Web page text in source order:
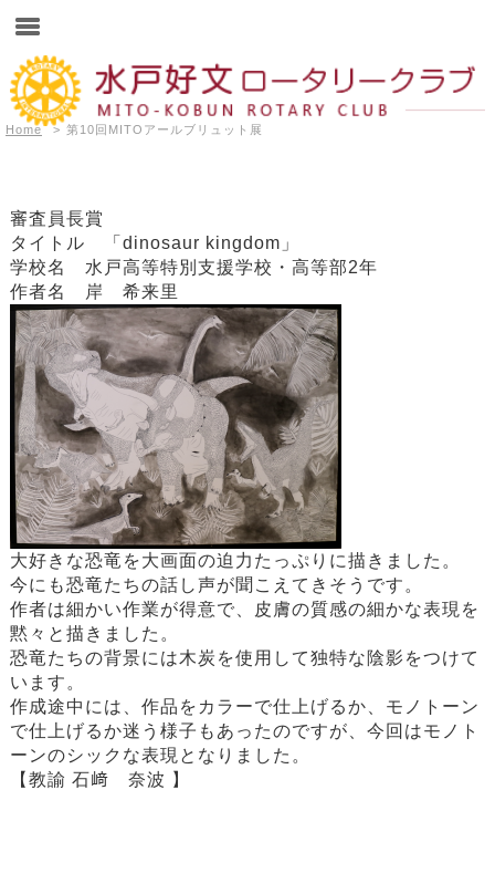
Home > 第10回MITOアールブリュット展
審査員長賞
タイトル 「dinosaur kingdom」
学校名 水戸高等特別支援学校・高等部2年
作者名 岸 希来里
大好きな恐竜を大画面の迫力たっぷりに描きました。
今にも恐竜たちの話し声が聞こえてきそうです。
作者は細かい作業が得意で、皮膚の質感の細かな表現を
黙々と描きました。
恐竜たちの背景には木炭を使用して独特な陰影をつけて
います。
作成途中には、作品をカラーで仕上げるか、モノトーン
で仕上げるか迷う様子もあったのですが、今回はモノト
ーンのシックな表現となりました。
【教諭 石﨑 奈波 】